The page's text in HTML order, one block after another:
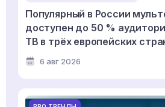
Популярный в России
доступен до 50 %
ТВ в трёх европейских
6 авг 2026